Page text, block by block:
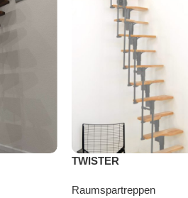
TWISTER
Raumspartreppen